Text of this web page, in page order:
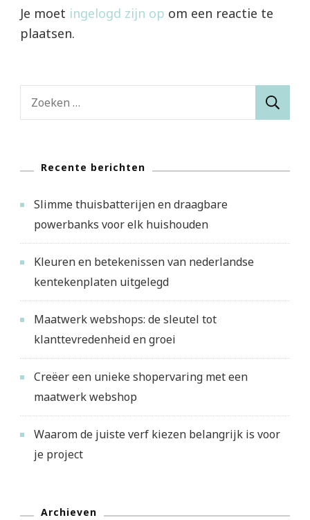
Je moet ingelogd zijn op om een reactie te
plaatsen.
Zoeken
Recente berichten
Slimme thuisbatterijen en draagbare
powerbanks voor elk huishouden
Kleuren en betekenissen van nederlandse
kentekenplaten uitgelegd
Maatwerk webshops: de sleutel tot
klanttevredenheid en groei
Creëer een unieke shopervaring met een
maatwerk webshop
Waarom de juiste verf kiezen belangrijk is voor
je project
Archieven